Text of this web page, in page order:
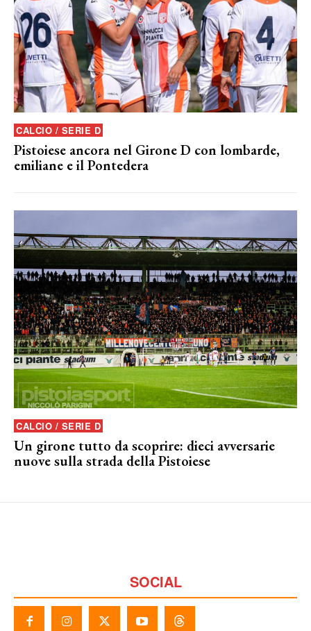
CALCIO / SERIE D
Pistoiese ancora nel Girone D con lombarde,
emiliane e il Pontedera
CALCIO / SERIE D
Un girone tutto da scoprire: dieci avversarie
nuove sulla strada della Pistoiese
SOCIAL